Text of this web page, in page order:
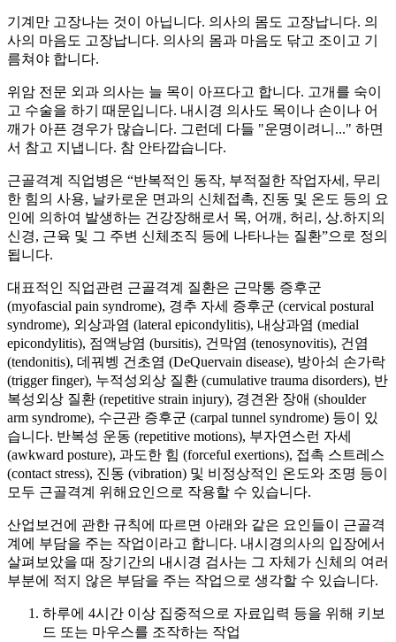
기계만 고장나는 것이 아닙니다. 의사의 몸도 고장납니다. 의
사의 마음도 고장납니다. 의사의 몸과 마음도 닦고 조이고 기
름쳐야 합니다.
위암 전문 외과 의사는 늘 목이 아프다고 합니다. 고개를 숙이
고 수술을 하기 때문입니다. 내시경 의사도 목이나 손이나 어
깨가 아픈 경우가 많습니다. 그런데 다들 "운명이려니..." 하면
서 참고 지냅니다. 참 안타깝습니다.
근골격계 직업병은 “반복적인 동작, 부적절한 작업자세, 무리
한 힘의 사용, 날카로운 면과의 신체접촉, 진동 및 온도 등의 요
인에 의하여 발생하는 건강장해로서 목, 어깨, 허리, 상.하지의
신경, 근육 및 그 주변 신체조직 등에 나타나는 질환”으로 정의
됩니다.
대표적인 직업관련 근골격계 질환은 근막통 증후군
(myofascial pain syndrome), 경추 자세 증후군 (cervical postural
syndrome), 외상과염 (lateral epicondylitis), 내상과염 (medial
epicondylitis), 점액낭염 (bursitis), 건막염 (tenosynovitis), 건염
(tendonitis), 데꿔벵 건초염 (DeQuervain disease), 방아쇠 손가락
(trigger finger), 누적성외상 질환 (cumulative trauma disorders), 반
복성외상 질환 (repetitive strain injury), 경견완 장애 (shoulder
arm syndrome), 수근관 증후군 (carpal tunnel syndrome) 등이 있
습니다. 반복성 운동 (repetitive motions), 부자연스런 자세
(awkward posture), 과도한 힘 (forceful exertions), 접촉 스트레스
(contact stress), 진동 (vibration) 및 비정상적인 온도와 조명 등이
모두 근골격계 위해요인으로 작용할 수 있습니다.
산업보건에 관한 규칙에 따르면 아래와 같은 요인들이 근골격
계에 부담을 주는 작업이라고 합니다. 내시경의사의 입장에서
살펴보았을 때 장기간의 내시경 검사는 그 자체가 신체의 여러
부분에 적지 않은 부담을 주는 작업으로 생각할 수 있습니다.
하루에 4시간 이상 집중적으로 자료입력 등을 위해 키보
드 또는 마우스를 조작하는 작업